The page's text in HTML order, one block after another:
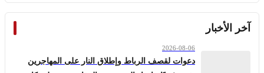
آخر الأخبار
2026-08-06
دعوات لقصف الرباط وإطلاق النار على المهاجرين